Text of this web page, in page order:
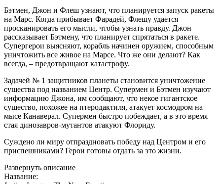
Бэтмен, Джон и Флеш узнают, что планируется запуск ракеты
на Марс. Когда прибывает Фарадей, Флешу удается
просканировать его мысли, чтобы узнать правду. Джон
рассказывает Бэтмену, что планирует спрятаться в ракете.
Супергерои выясняют, корабль начинен оружием, способным
уничтожить все живое на Марсе. Что же они делают? Как
всегда, – предотвращают катастрофу.
Задачей № 1 защитников планеты становится уничтожение
существа под названием Центр. Супермен и Бэтмен изучают
информацию Джона, им сообщают, что некое гигантское
существо, похожее на птеродактиля, атакует космодром на
мысе Канаверал. Супермен быстро побеждает, а в это время
стая динозавров-мутантов атакуют Флориду.
Суждено ли миру отпраздновать победу над Центром и его
приспешниками? Герои готовы отдать за это жизни.
Развернуть описание
Название: